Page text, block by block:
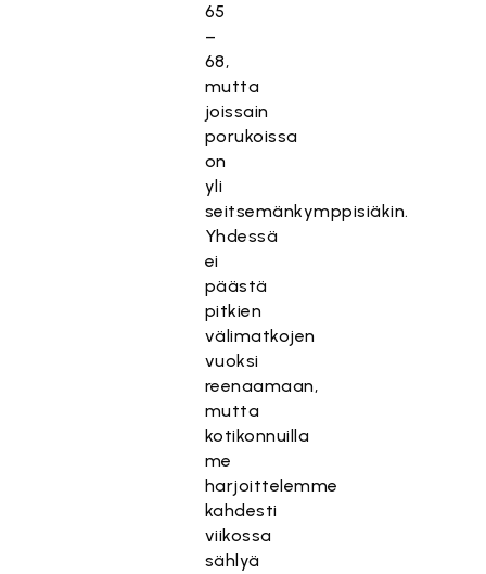
65
–
68,
mutta
joissain
porukoissa
on
yli
seitsemänkymppisiäkin.
Yhdessä
ei
päästä
pitkien
välimatkojen
vuoksi
reenaamaan,
mutta
kotikonnuilla
me
harjoittelemme
kahdesti
viikossa
sählyä